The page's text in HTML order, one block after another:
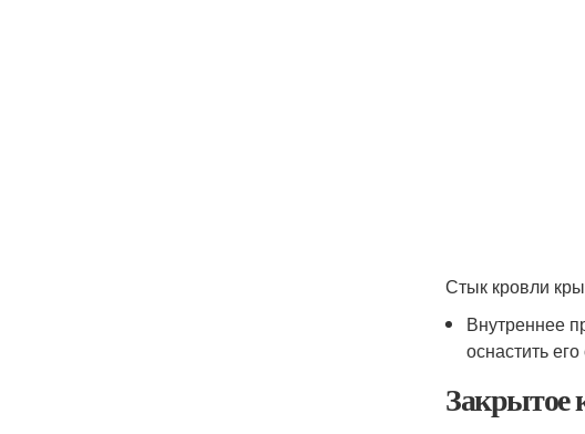
Стык кровли
Внутреннее
оснастить
Закрытое